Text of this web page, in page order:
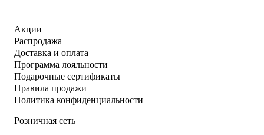
Акции
Распродажа
Доставка и оплата
Программа лояльности
Подарочные сертификаты
Правила продажи
Политика конфиденциальности
Розничная сеть